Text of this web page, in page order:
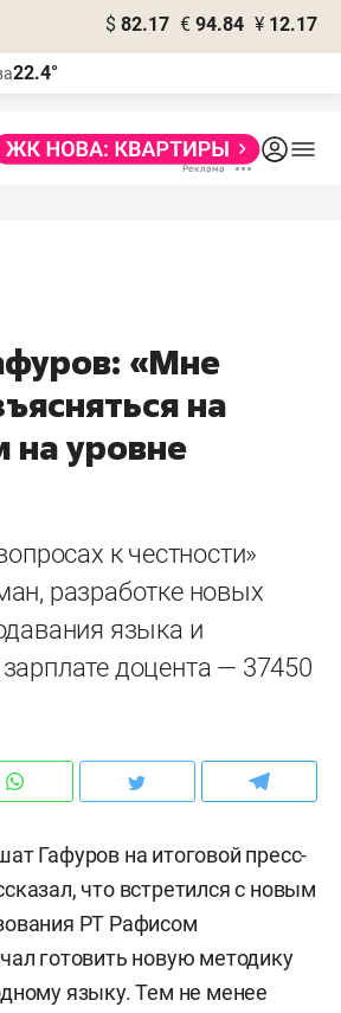
$ 82.17 € 94.84 ¥ 12.17
22.4°
«Мне
на
на уровне
к честности»
разработке новых
языка и
доцента — 37450
Гафуров на итоговой пресс-
что встретился с новым
РТ Рафисом
готовить новую методику
языку. Тем не менее